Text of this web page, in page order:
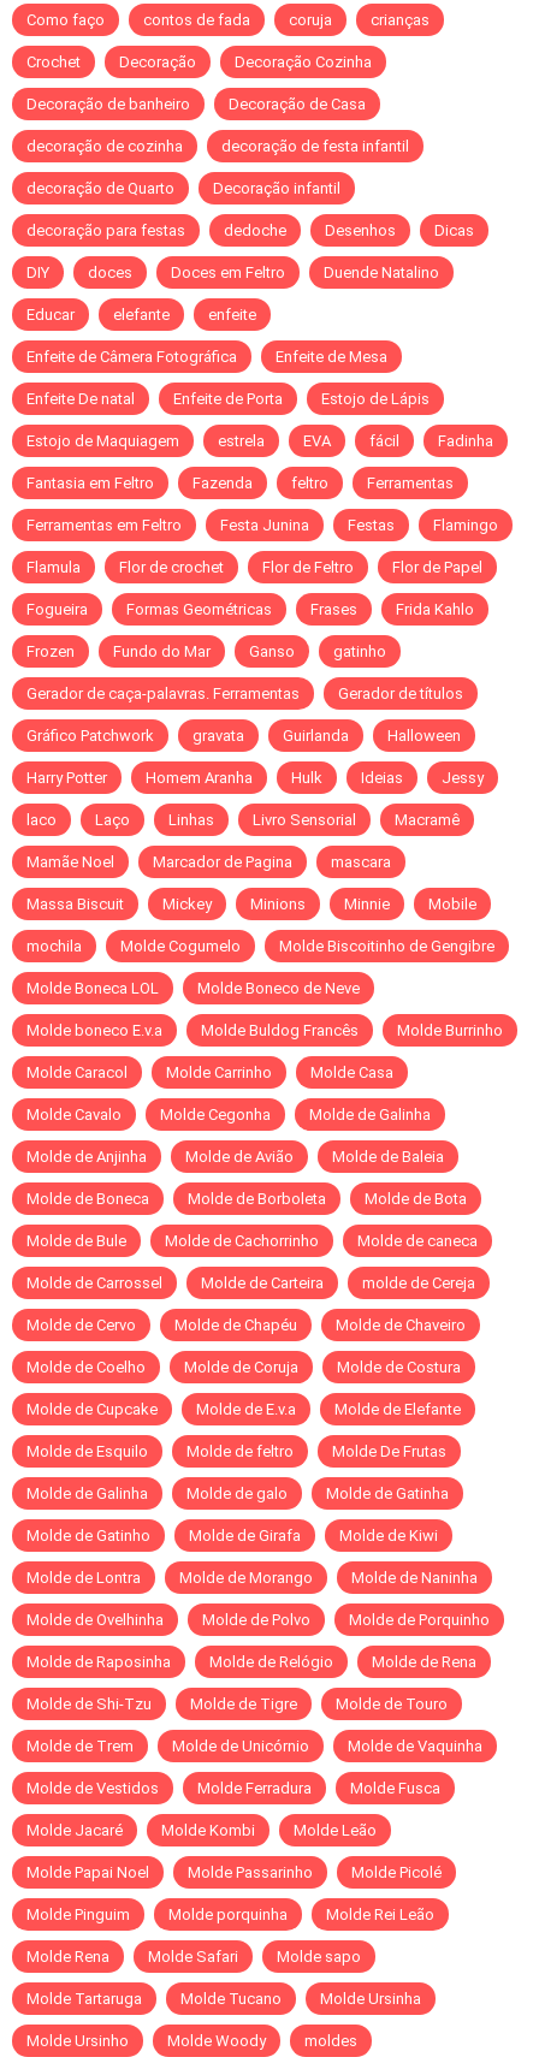
Como faço contos de fada coruja crianças
Crochet Decoração Decoração Cozinha
Decoração de banheiro Decoração de Casa
decoração de cozinha decoração de festa infantil
decoração de Quarto Decoração infantil
decoração para festas dedoche Desenhos Dicas
DIY doces Doces em Feltro Duende Natalino
Educar elefante enfeite
Enfeite de Câmera Fotográfica Enfeite de Mesa
Enfeite De natal Enfeite de Porta Estojo de Lápis
Estojo de Maquiagem estrela EVA fácil Fadinha
Fantasia em Feltro Fazenda feltro Ferramentas
Ferramentas em Feltro Festa Junina Festas Flamingo
Flamula Flor de crochet Flor de Feltro Flor de Papel
Fogueira Formas Geométricas Frases Frida Kahlo
Frozen Fundo do Mar Ganso gatinho
Gerador de caça-palavras. Ferramentas Gerador de títulos
Gráfico Patchwork gravata Guirlanda Halloween
Harry Potter Homem Aranha Hulk Ideias Jessy
laco Laço Linhas Livro Sensorial Macramê
Mamãe Noel Marcador de Pagina mascara
Massa Biscuit Mickey Minions Minnie Mobile
mochila Molde Cogumelo Molde Biscoitinho de Gengibre
Molde Boneca LOL Molde Boneco de Neve
Molde boneco E.v.a Molde Buldog Francês Molde Burrinho
Molde Caracol Molde Carrinho Molde Casa
Molde Cavalo Molde Cegonha Molde de Galinha
Molde de Anjinha Molde de Avião Molde de Baleia
Molde de Boneca Molde de Borboleta Molde de Bota
Molde de Bule Molde de Cachorrinho Molde de caneca
Molde de Carrossel Molde de Carteira molde de Cereja
Molde de Cervo Molde de Chapéu Molde de Chaveiro
Molde de Coelho Molde de Coruja Molde de Costura
Molde de Cupcake Molde de E.v.a Molde de Elefante
Molde de Esquilo Molde de feltro Molde De Frutas
Molde de Galinha Molde de galo Molde de Gatinha
Molde de Gatinho Molde de Girafa Molde de Kiwi
Molde de Lontra Molde de Morango Molde de Naninha
Molde de Ovelhinha Molde de Polvo Molde de Porquinho
Molde de Raposinha Molde de Relógio Molde de Rena
Molde de Shi-Tzu Molde de Tigre Molde de Touro
Molde de Trem Molde de Unicórnio Molde de Vaquinha
Molde de Vestidos Molde Ferradura Molde Fusca
Molde Jacaré Molde Kombi Molde Leão
Molde Papai Noel Molde Passarinho Molde Picolé
Molde Pinguim Molde porquinha Molde Rei Leão
Molde Rena Molde Safari Molde sapo
Molde Tartaruga Molde Tucano Molde Ursinha
Molde Ursinho Molde Woody moldes